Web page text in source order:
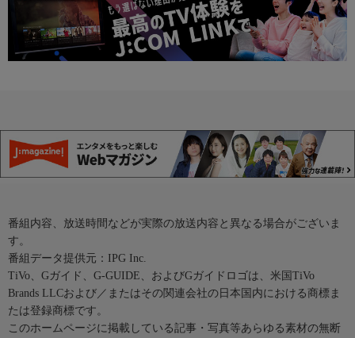
番組内容、放送時間などが実際の放送内容と異なる場合がございま
す。
番組データ提供元：IPG Inc.
TiVo、Gガイド、G-GUIDE、およびGガイドロゴは、米国TiVo
Brands LLCおよび／またはその関連会社の日本国内における商標ま
たは登録商標です。
このホームページに掲載している記事・写真等あらゆる素材の無断